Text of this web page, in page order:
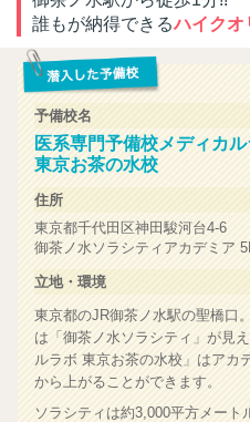
誰もが納得できるハイクオ
予備校名
医系専門予備校メディカ
東京お茶の水校
住所
東京都千代田区神田駿河台4-6
御茶ノ水ソラシティアカデミア
立地・環境
東京都のJR御茶ノ水駅の聖橋口
は「御茶ノ水ソラシティ」が見
ルラボ 東京お茶の水校」はアカ
から上がることができます。
ソラシティは約3,000平方メー